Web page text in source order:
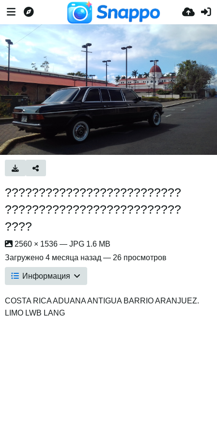
??????????????????????????
??????????????????????????
????
2560 × 1536 — JPG 1.6 MB
Загружено 4 месяца назад — 26 просмотров
Информация
COSTA RICA ADUANA ANTIGUA BARRIO ARANJUEZ.
LIMO LWB LANG